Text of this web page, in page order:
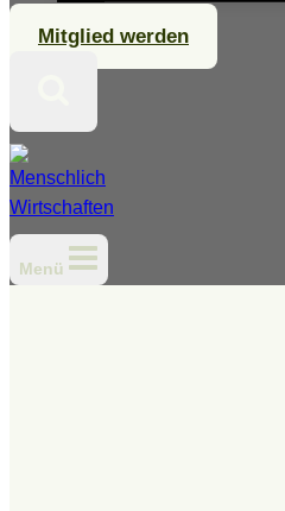
Mitglied werden
Menü